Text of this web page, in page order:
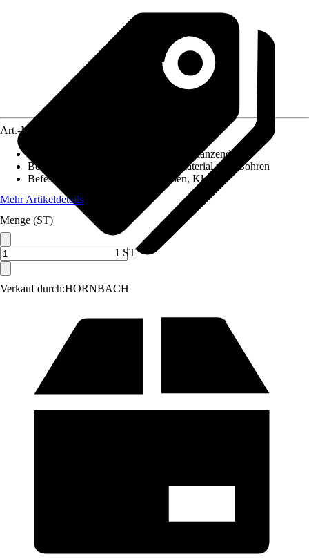
Verkauf durch:HORNBACH
Art.-Nr.
Glänzend
Beiliegende Befestigung
Montagematerial zum Bohren
Befestigungsmöglichkeit
Schrauben, Kleben
Mehr Artikeldetails
Menge (ST)
1 ST